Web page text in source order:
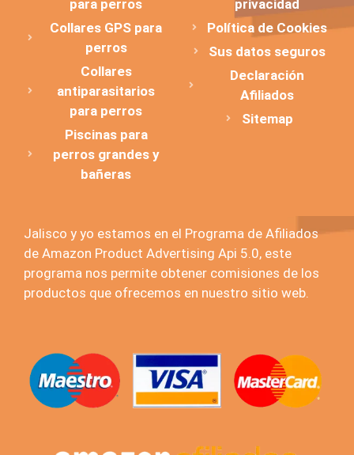
para perros
Collares GPS para
perros
Collares
antiparasitarios
para perros
Piscinas para
perros grandes y
bañeras
privacidad
Política de Cookies
Sus datos seguros
Declaración
Afiliados
Sitemap
Jalisco y yo estamos en el Programa de Afiliados
de Amazon Product Advertising Api 5.0, este
programa nos permite obtener comisiones de los
productos que ofrecemos en nuestro sitio web.